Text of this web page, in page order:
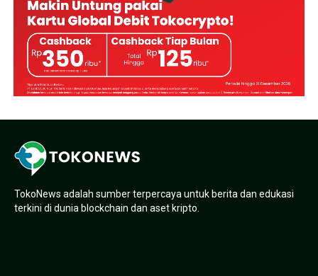
TokoNews adalah sumber terpercaya untuk berita dan edukasi
terkini di dunia blockchain dan aset kripto.